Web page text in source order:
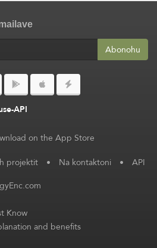
Abonohu
API
projektit • Na kontaktoni • API
Know
and benefits